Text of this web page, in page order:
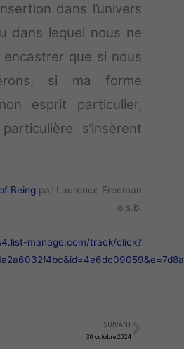
dans l’univers
dans lequel nous ne
encastrer que si nous
si ma forme
esprit particulier,
s’insèrent
Being par Laurence Freeman
o.s.b.
manage.com/track/click?
SUIVANT
30 octobre 2024